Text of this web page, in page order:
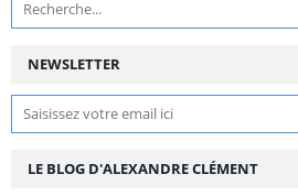
NEWSLETTER
LE BLOG D'ALEXANDRE CLÉMENT